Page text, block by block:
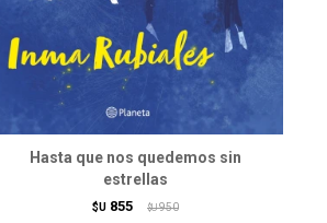
Hasta que nos quedemos sin
estrellas
$U 855 $U 950